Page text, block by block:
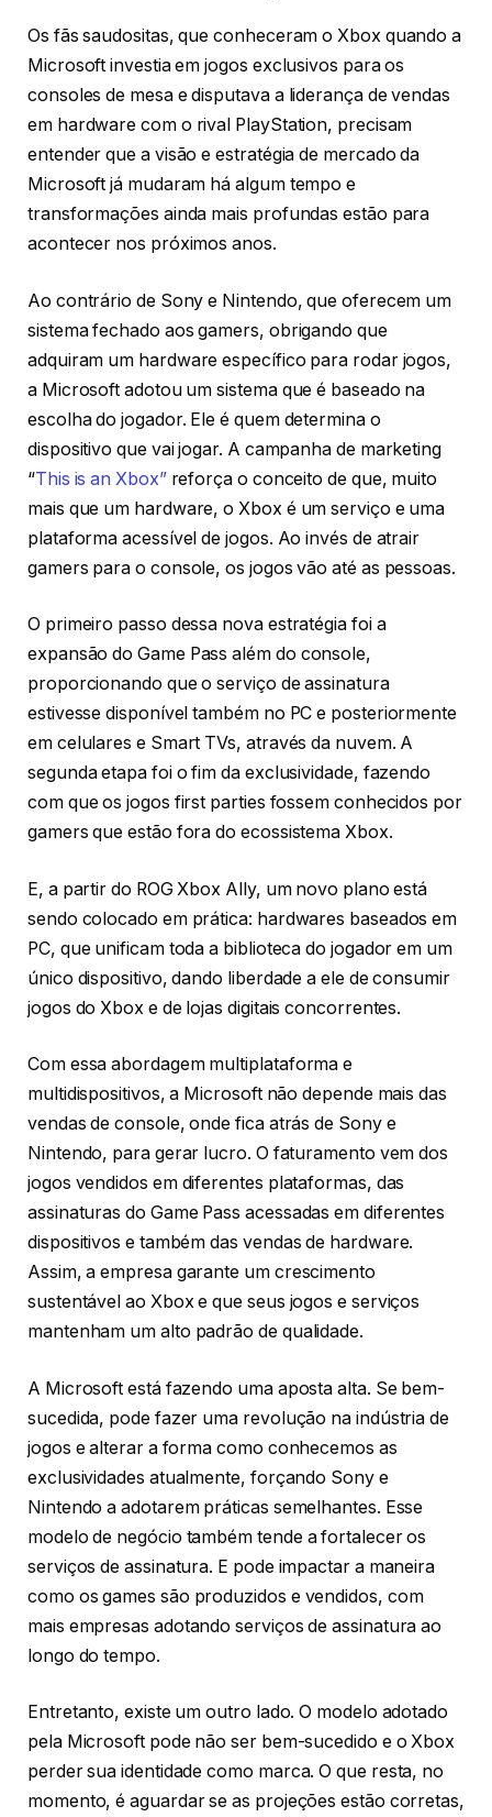
Os fãs saudositas, que conheceram o Xbox quando a
Microsoft investia em jogos exclusivos para os
consoles de mesa e disputava a liderança de vendas
em hardware com o rival PlayStation, precisam
entender que a visão e estratégia de mercado da
Microsoft já mudaram há algum tempo e
transformações ainda mais profundas estão para
acontecer nos próximos anos.
Ao contrário de Sony e Nintendo, que oferecem um
sistema fechado aos gamers, obrigando que
adquiram um hardware específico para rodar jogos,
a Microsoft adotou um sistema que é baseado na
escolha do jogador. Ele é quem determina o
dispositivo que vai jogar. A campanha de marketing
“This is an Xbox”reforça o conceito de que, muito
mais que um hardware, o Xbox é um serviço e uma
plataforma acessível de jogos. Ao invés de atrair
gamers para o console, os jogos vão até as pessoas.
O primeiro passo dessa nova estratégia foi a
expansão do Game Pass além do console,
proporcionando que o serviço de assinatura
estivesse disponível também no PC e posteriormente
em celulares e Smart TVs, através da nuvem. A
segunda etapa foi o fim da exclusividade, fazendo
com que os jogos first parties fossem conhecidos por
gamers que estão fora do ecossistema Xbox.
E, a partir do ROG Xbox Ally, um novo plano está
sendo colocado em prática: hardwares baseados em
PC, que unificam toda a biblioteca do jogador em um
único dispositivo, dando liberdade a ele de consumir
jogos do Xbox e de lojas digitais concorrentes.
Com essa abordagem multiplataforma e
multidispositivos, a Microsoft não depende mais das
vendas de console, onde fica atrás de Sony e
Nintendo, para gerar lucro. O faturamento vem dos
jogos vendidos em diferentes plataformas, das
assinaturas do Game Pass acessadas em diferentes
dispositivos e também das vendas de hardware.
Assim, a empresa garante um crescimento
sustentável ao Xbox e que seus jogos e serviços
mantenham um alto padrão de qualidade.
A Microsoft está fazendo uma aposta alta. Se bem-
sucedida, pode fazer uma revolução na indústria de
jogos e alterar a forma como conhecemos as
exclusividades atualmente, forçando Sony e
Nintendo a adotarem práticas semelhantes. Esse
modelo de negócio também tende a fortalecer os
serviços de assinatura. E pode impactar a maneira
como os games são produzidos e vendidos, com
mais empresas adotando serviços de assinatura ao
longo do tempo.
Entretanto, existe um outro lado. O modelo adotado
pela Microsoft pode não ser bem-sucedido e o Xbox
perder sua identidade como marca. O que resta, no
momento, é aguardar se as projeções estão corretas,